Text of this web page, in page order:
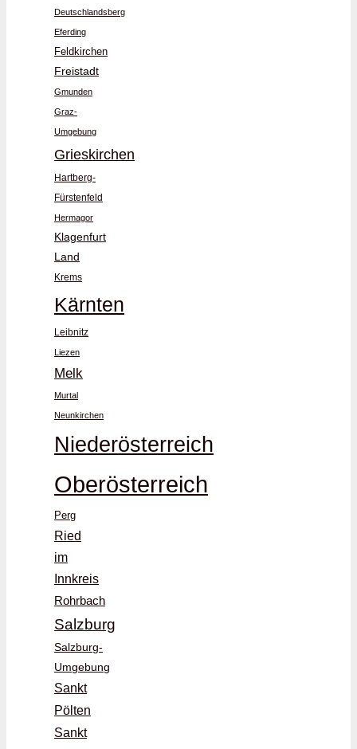
Deutschlandsberg
Eferding
Feldkirchen
Freistadt
Gmunden
Graz-
Umgebung
Grieskirchen
Hartberg-
Fürstenfeld
Hermagor
Klagenfurt
Land
Krems
Kärnten
Leibnitz
Liezen
Melk
Murtal
Neunkirchen
Niederösterreich
Oberösterreich
Perg
Ried
im
Innkreis
Rohrbach
Salzburg
Salzburg-
Umgebung
Sankt
Pölten
Sankt